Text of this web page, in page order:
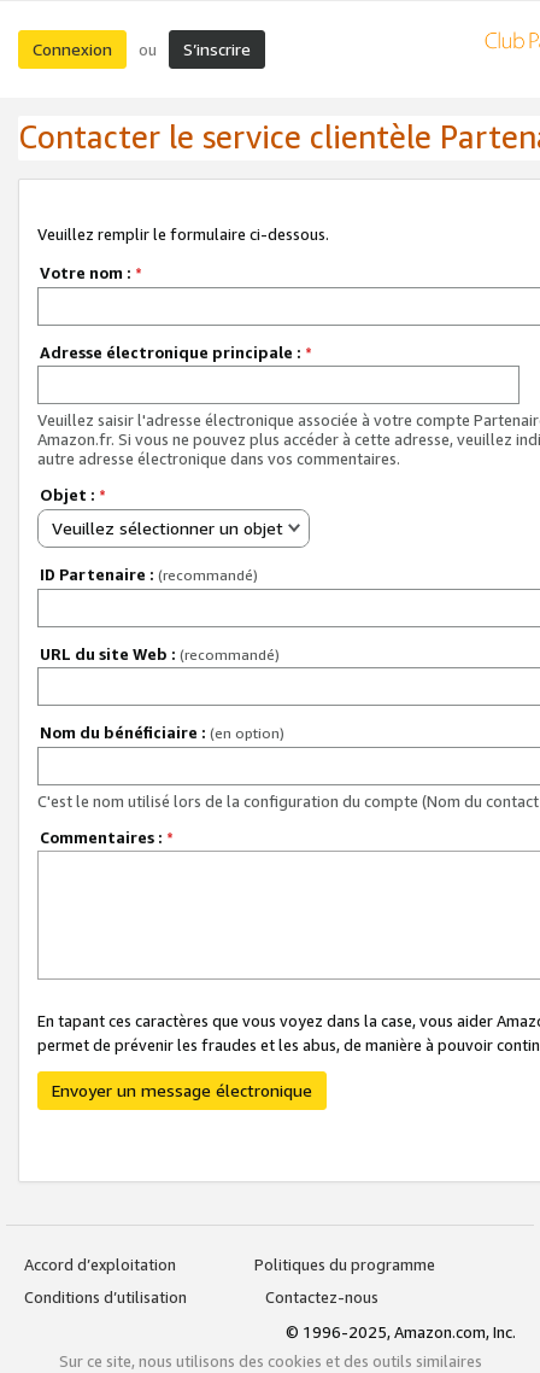
Connexion ou S’inscrire
Contacter le service clientèle
Veuillez remplir le formulaire ci-dessous.
Votre nom : *
Adresse électronique principale : *
Veuillez saisir l'adresse électronique associée à votre compte
Amazon.fr. Si vous ne pouvez plus accéder à cette adresse, veuillez
autre adresse électronique dans vos commentaires.
Objet : *
Veuillez sélectionner un objet
ID Partenaire : (recommandé)
URL du site Web : (recommandé)
Nom du bénéficiaire : (en option)
C'est le nom utilisé lors de la configuration du compte (Nom du
Commentaires : *
En tapant ces caractères que vous voyez dans la case, vous aider
permet de prévenir les fraudes et les abus, de manière à pouvoir
Envoyer un message électronique
Accord d’exploitation
Politiques du programme
Conditions d’utilisation
Contactez-nous
© 1996-2025, Amazon.com, Inc.
Sur ce site, nous utilisons des cookies et des outils similaires